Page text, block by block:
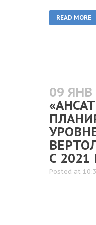
READ MORE
09 ЯНВ
С 2021
Posted at